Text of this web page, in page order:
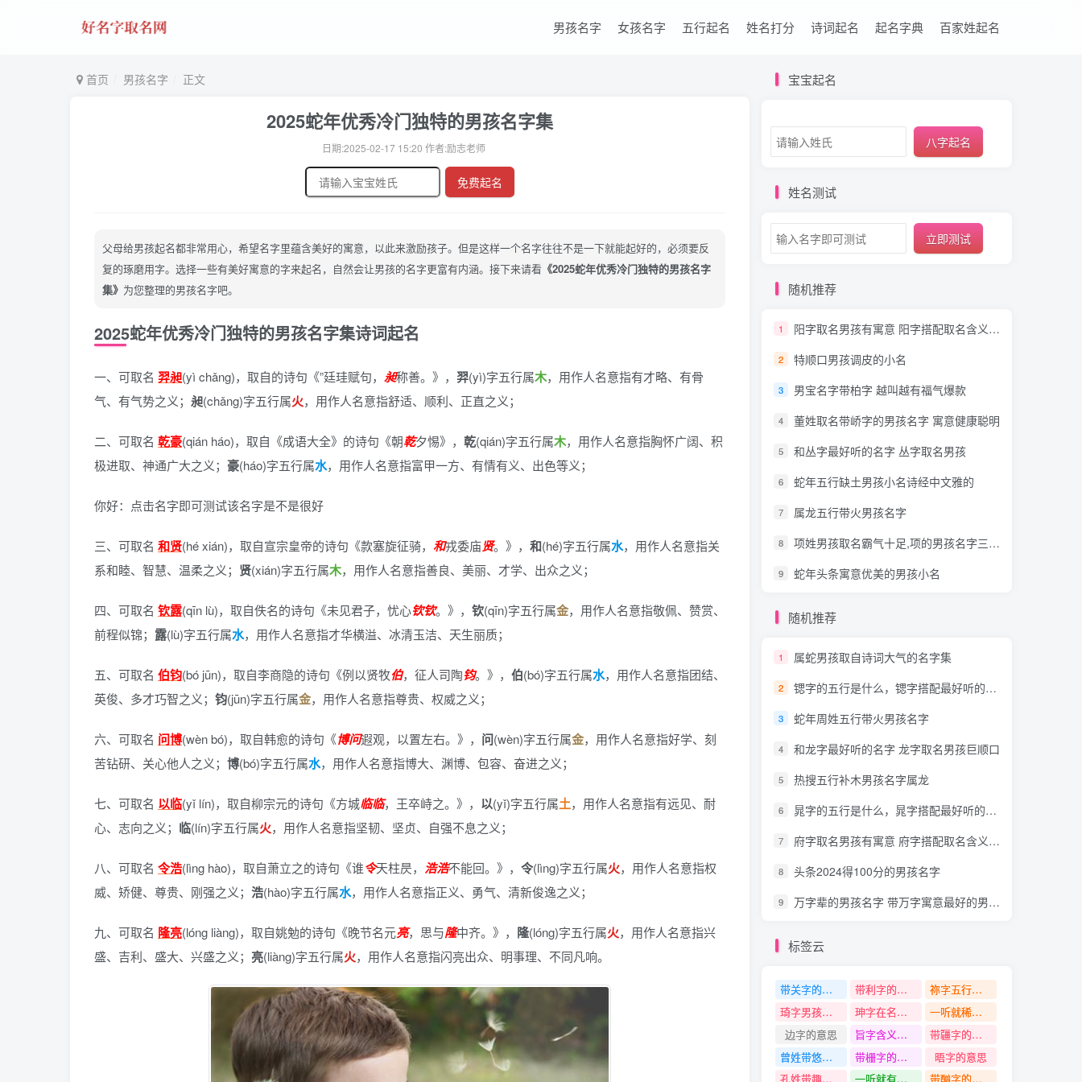
男孩名字 女孩名字 五行起名 姓名打分 诗词起名 起名字典 百家姓起名
首页 男孩名字 正文
2025蛇年优秀冷门独特的男孩名字集
日期:2025-02-17 15:20 作者:励志老师
免费起名
父母给男孩起名都非常用心，希望名字里蕴含美好的寓意，以此来激励孩子。但是这样一个名字往往不是一下就能起好的，必须要反
复的琢磨用字。选择一些有美好寓意的字来起名，自然会让男孩的名字更富有内涵。接下来请看 《2025蛇年优秀冷门独特的男孩名字
集》 为您整理的男孩名字吧。
2025蛇年优秀冷门独特的男孩名字集诗词起名
一、可取名 羿昶(yì chǎng)， 取自的诗句《”廷珪赋句， 昶称善。》 ， 羿(yì)字五行属木，用作人名意指有才略、有骨
气、有气势之义； 昶(chǎng)字五行属火，用作人名意指舒适、顺利、正直之义；
二、可取名 乾豪(qián háo)， 取自《成语大全》的诗句《朝乾夕惕》 ， 乾(qián)字五行属木，用作人名意指胸怀广阔、积
极进取、神通广大之义； 豪(háo)字五行属水，用作人名意指富甲一方、有情有义、出色等义；
你好：点击名字即可测试该名字是不是很好
三、可取名 和贤(hé xián)， 取自宣宗皇帝的诗句《款塞旋征骑， 和戎委庙贤。》 ， 和(hé)字五行属水，用作人名意指关
系和睦、智慧、温柔之义； 贤(xián)字五行属木，用作人名意指善良、美丽、才学、出众之义；
四、可取名 钦露(qīn lù)， 取自佚名的诗句《未见君子，忧心钦钦。》 ， 钦(qīn)字五行属金，用作人名意指敬佩、赞赏、
前程似锦； 露(lù)字五行属水，用作人名意指才华横溢、冰清玉洁、天生丽质；
五、可取名 伯钧(bó jūn)， 取自李商隐的诗句《例以贤牧伯，征人司陶钧。》 ， 伯(bó)字五行属水，用作人名意指团结、
英俊、多才巧智之义； 钧(jūn)字五行属金，用作人名意指尊贵、权威之义；
六、可取名 问博(wèn bó)， 取自韩愈的诗句《博问遐观，以置左右。》 ， 问(wèn)字五行属金，用作人名意指好学、刻
苦钻研、关心他人之义； 博(bó)字五行属水，用作人名意指博大、渊博、包容、奋进之义；
七、可取名 以临(yǐ lín)， 取自柳宗元的诗句《方城临临，王卒峙之。》 ， 以(yǐ)字五行属土，用作人名意指有远见、耐
心、志向之义； 临(lín)字五行属火，用作人名意指坚韧、坚贞、自强不息之义；
八、可取名 令浩(lìng hào)， 取自萧立之的诗句《谁令天柱昃， 浩浩不能回。》 ， 令(lìng)字五行属火，用作人名意指权
威、矫健、尊贵、刚强之义； 浩(hào)字五行属水，用作人名意指正义、勇气、清新俊逸之义；
九、可取名 隆亮(lóng liàng)， 取自姚勉的诗句《晚节名元亮，思与隆中齐。》 ， 隆(lóng)字五行属火，用作人名意指兴
盛、吉利、盛大、兴盛之义； 亮(liàng)字五行属火，用作人名意指闪亮出众、明事理、不同凡响。
宝宝起名
八字起名
姓名测试
立即测试
随机推荐
1 阳字取名男孩有寓意 阳字搭配取名含义最好的名字气质佳
2 特顺口男孩调皮的小名
3 男宝名字带柏字 越叫越有福气爆款
4 董姓取名带峤字的男孩名字 寓意健康聪明
5 和丛字最好听的名字 丛字取名男孩
6 蛇年五行缺土男孩小名诗经中文雅的
7 属龙五行带火男孩名字
8 项姓男孩取名霸气十足,项的男孩名字三个字
9 蛇年头条寓意优美的男孩小名
随机推荐
1 属蛇男孩取自诗词大气的名字集
2 锶字的五行是什么，锶字搭配最好听的男孩名字
3 蛇年周姓五行带火男孩名字
4 和龙字最好听的名字 龙字取名男孩巨顺口
5 热搜五行补木男孩名字属龙
6 晁字的五行是什么，晁字搭配最好听的男孩名字
7 府字取名男孩有寓意 府字搭配取名含义最好的名字
8 头条2024得100分的男孩名字
9 万字辈的男孩名字 带万字寓意最好的男孩名字
标签云
带关字的名字 带利字的名字
祢字五行是什么
琦字男孩名字大全
珅字在名字中有什么寓意
一听就稀少大气的女孩名字
边字的意思
旨字含义和意思
带疆字的名字
曾姓带悠字名字
带栅字的名字
晤字的意思
孔姓带趣字名字
一听就有帝王气质的男孩名字 带酗字的名字